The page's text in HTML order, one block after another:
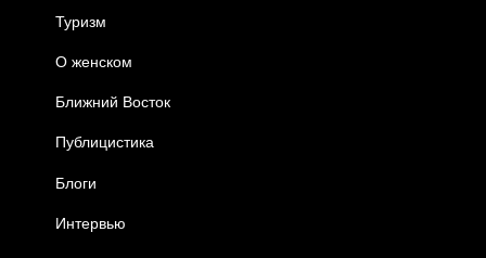
Туризм
О женском
Ближний Восток
Публицистика
Блоги
Интервью